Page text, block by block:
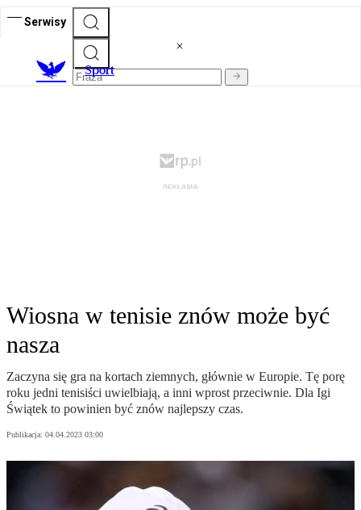
Serwisy
Sport
Wiosna w tenisie znów może być
nasza
Zaczyna się gra na kortach ziemnych, głównie w Europie. Tę porę
roku jedni tenisiści uwielbiają, a inni wprost przeciwnie. Dla Igi
Świątek to powinien być znów najlepszy czas.
Publikacja: 04.04.2023 03:00